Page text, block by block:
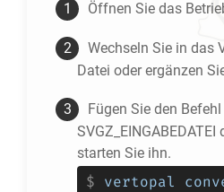
Öffnen Sie das
Wechseln Sie in das
Datei oder ergänzen
Fügen Sie den
starten Sie ihn.
$ vertopal